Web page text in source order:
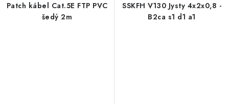
Patch kábel Cat.5E FTP PVC
šedý 2m
SSKFH V130 Jysty 4x2x0,8 -
B2ca s1 d1 a1